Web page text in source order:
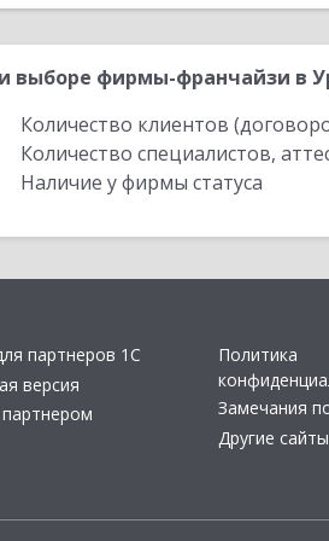
выборе фирмы-франчайзи в
Количество клиентов
Количество специалистов,
Наличие у фирмы статуса
партнеров 1С
версия
Политика
Замечания
Другие сайты